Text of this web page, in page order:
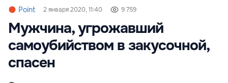
Point 2 января 2020, 11:40 9 759
Мужчина, угрожавший
самоубийством в закусочной,
спасен